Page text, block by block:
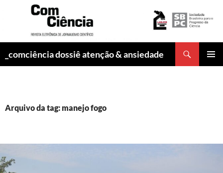
_comciência dossiê atenção & ansiedade
Arquivo da tag: manejo fogo